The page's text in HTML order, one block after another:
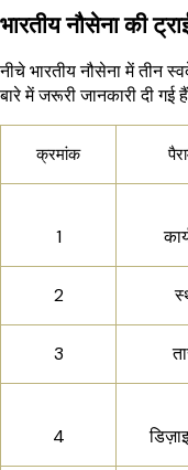
भारतीय नौसेना की
नीचे भारतीय नौसेना में तीन
बारे में जरूरी जानकारी दी गई
क्रमांक
1
2
3
4